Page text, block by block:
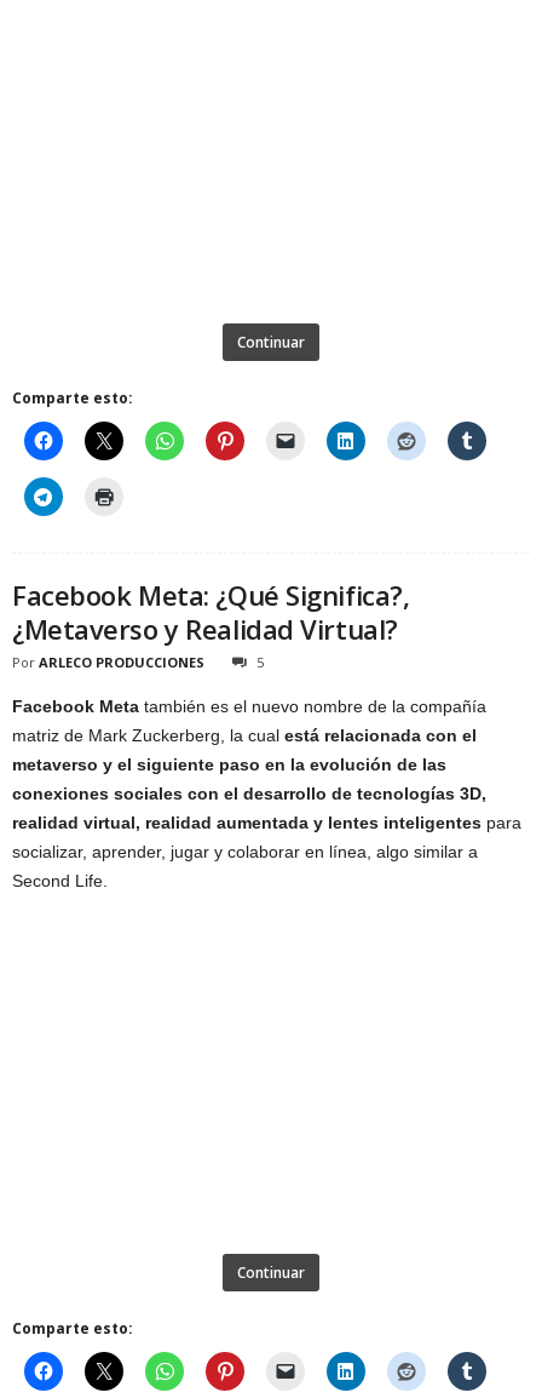
Continuar
Comparte esto:
Facebook Meta: ¿Qué Significa?,
¿Metaverso y Realidad Virtual?
Por ARLECO PRODUCCIONES 5
Facebook Meta también es el nuevo nombre de la compañía
matriz de Mark Zuckerberg, la cual está relacionada con el
metaverso y el siguiente paso en la evolución de las
conexiones sociales con el desarrollo de tecnologías 3D,
realidad virtual, realidad aumentada y lentes inteligentes para
socializar, aprender, jugar y colaborar en línea, algo similar a
Second Life.
Continuar
Comparte esto: